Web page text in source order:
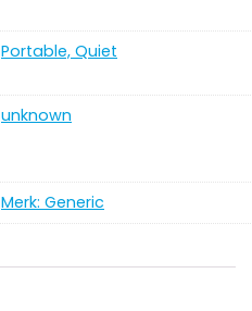
‎Portable, Quiet
‎unknown
Merk: Generic